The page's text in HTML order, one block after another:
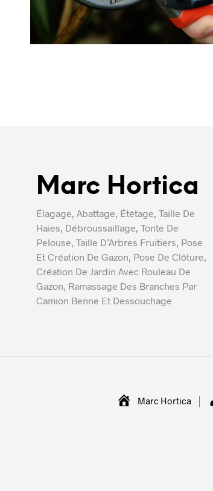
Marc Hortica
Élagage, Abattage, Étêtage, Taille De
Haies, Débroussaillage, Tonte De
Pelouse, Taille D’Arbres Fruitiers, Pose
Et Création De Gazon, Pose De Clôture,
Création De Jardin Avec Rouleau De
Gazon, Ramassage Des Branches Par
Camion Benne Et Dessouchage
Marc Hortica